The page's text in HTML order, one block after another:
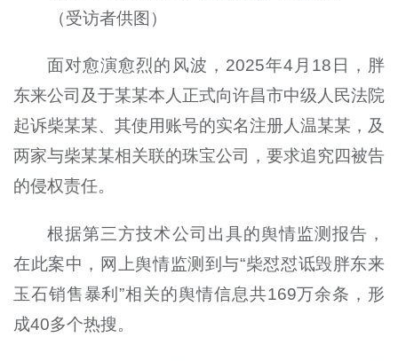
（受访者供图）
面对愈演愈烈的风波，2025年4月18日，胖
东来公司及于某某本人正式向许昌市中级人民法院
起诉柴某某、其使用账号的实名注册人温某某，及
两家与柴某某相关联的珠宝公司，要求追究四被告
的侵权责任。
根据第三方技术公司出具的舆情监测报告，
在此案中，网上舆情监测到与“柴怼怼诋毁胖东来
玉石销售暴利”相关的舆情信息共169万余条，形
成40多个热搜。